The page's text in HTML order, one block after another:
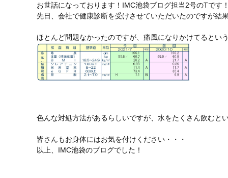
お世話になっております！IMC池袋ブログ担当2号のTです
先日、会社で健康診断を受けさせていただいたのですが結
ほとんど問題なかったのですが、痛風になりかけてるとい
色んな対処方法があるらしいですが、水をたくさん飲むと
皆さんもお身体にはお気を付けください・・・
以上、IMC池袋のブログでした！